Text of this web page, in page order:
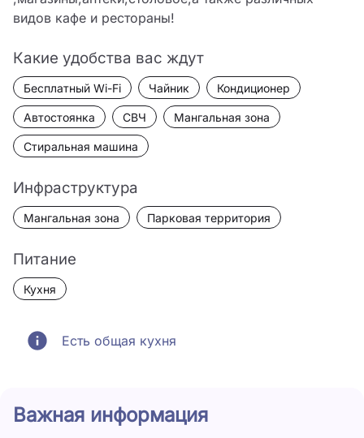
видов кафе и рестораны!
Какие удобства вас ждут
Бесплатный Wi-Fi Чайник Кондиционер
Автостоянка СВЧ Мангальная зона
Стиральная машина
Инфраструктура
Мангальная зона Парковая территория
Питание
Кухня
Важная информация